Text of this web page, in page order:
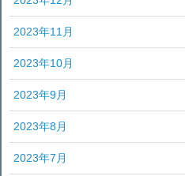
2023年11月
2023年10月
2023年9月
2023年8月
2023年7月